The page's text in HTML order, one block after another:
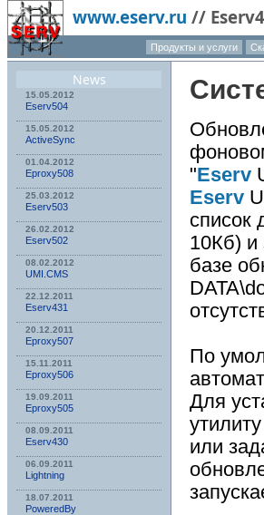
www.eserv.ru //
Продукты и услуги
News
15.05.2012
Eserv504
15.05.2012
ActiveSync
01.04.2012
Eproxy508
25.03.2012
Eserv503
26.02.2012
Eserv502
08.02.2012
UMI.CMS
22.12.2011
Eserv431
20.12.2011
Eproxy507
15.11.2011
Eproxy506
19.09.2011
Eproxy505
08.09.2011
Eserv430
06.09.2011
Lightning
18.07.2011
PoweredBy
"Eserv
Eserv
список
10Кб) и
базе
По
Для
или